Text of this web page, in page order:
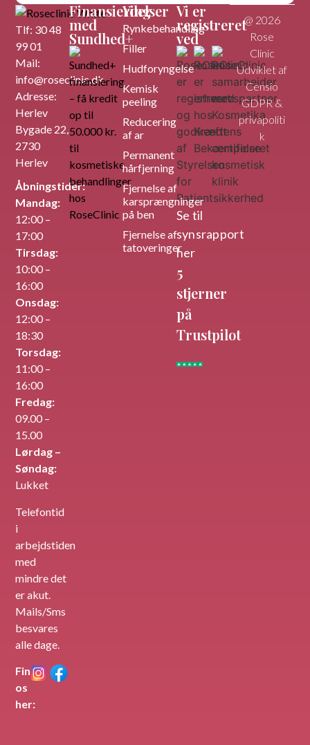
Tlf: 30 48
99 01
Mail:
info@roseclinic.dk
Adresse:
Herlev
Bygade 22,
2730
Herlev
Åbningstider:
Mandag:
12:00 –
17:00
Tirsdag:
10:00 –
16:00
Onsdag:
12:00 –
18:30
Torsdag:
11:00 –
16:00
Fredag:
09.00 –
15.00
Lørdag –
Søndag:
Lukket
Telefontid
i
arbejdstiden
med
mindre det
er akut.
Mails/Sms
besvares
alle dage.
Find
os
her:
Finansiering
med
Sundhed+
Ydelser
Rynkebehandling
Filler
Hudforyngelse
Kemisk
peeling
Reducering
af ar
Permanent
hårfjerning
Fjernelse af
karsprængninger
på ben
Fjernelse af
tatoveringer
Vi er
registreret
ved
Se til​
synsrapport
her
5
stjerner
på
Trustpilot
@ 2026
Rose
Clinic
Udviklet af
Censio
GDPR &
privapoliti
k